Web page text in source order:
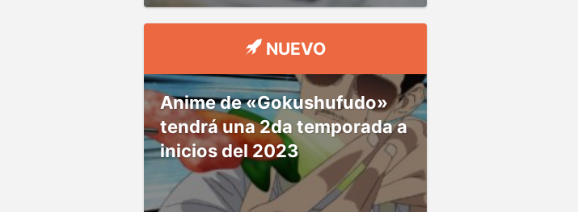
NUEVO
Anime de «Gokushufudo»
tendrá una 2da temporada a
inicios del 2023